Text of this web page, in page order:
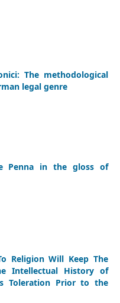
The methodological
legal genre
Penna in the gloss of
Religion Will Keep The
Intellectual History of
Toleration Prior to the